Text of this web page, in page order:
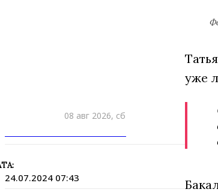
08 авг 2026, сб
24.07.2024 07:43
уже